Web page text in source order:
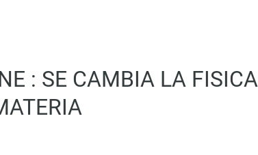
: SE CAMBIA LA FISICA